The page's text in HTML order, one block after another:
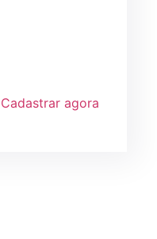
Cadastrar agora